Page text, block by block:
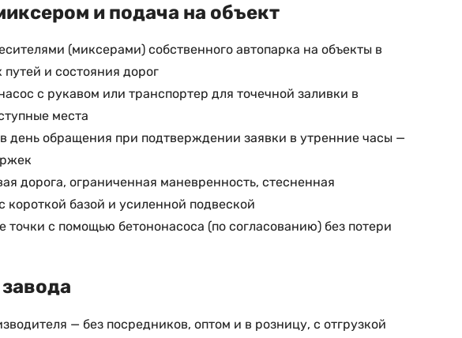
и подача на объект
(миксерами) собственного автопарка на объекты в
и состояния дорог
с рукавом или транспортер для точечной заливки в
места
день обращения при подтверждении заявки в утренние часы —
дорога, ограниченная маневренность, стесненная
базой и усиленной подвеской
с помощью бетононасоса (по согласованию) без потери
— без посредников, оптом и в розницу, с отгрузкой